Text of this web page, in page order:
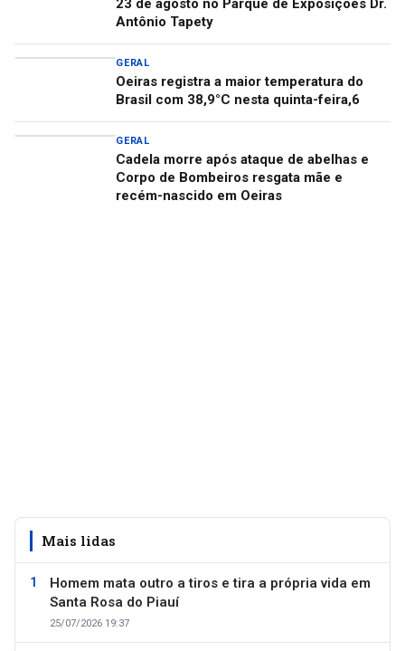
23 de agosto no Parque de Exposições Dr.
Antônio Tapety
GERAL
Oeiras registra a maior temperatura do
Brasil com 38,9°C nesta quinta-feira,6
GERAL
Cadela morre após ataque de abelhas e
Corpo de Bombeiros resgata mãe e
recém-nascido em Oeiras
Mais lidas
Homem mata outro a tiros e tira a própria vida em
Santa Rosa do Piauí
25/07/2026 19:37